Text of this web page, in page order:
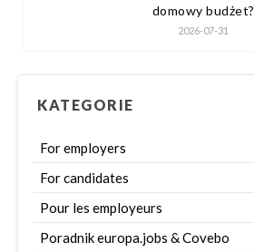
domowy budżet?
2026-07-31
KATEGORIE
For employers
For candidates
Pour les employeurs
Poradnik europa.jobs & Covebo